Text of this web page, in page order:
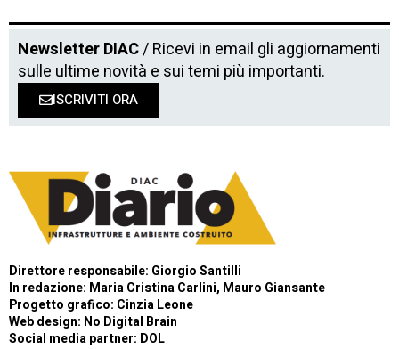
Newsletter DIAC/ Ricevi in email gli aggiornamenti
sulle ultime novità e sui temi più importanti.
ISCRIVITI ORA
Direttore responsabile: Giorgio Santilli
In redazione: Maria Cristina Carlini, Mauro Giansante
Progetto grafico: Cinzia Leone
Web design: No Digital Brain
Social media partner: DOL